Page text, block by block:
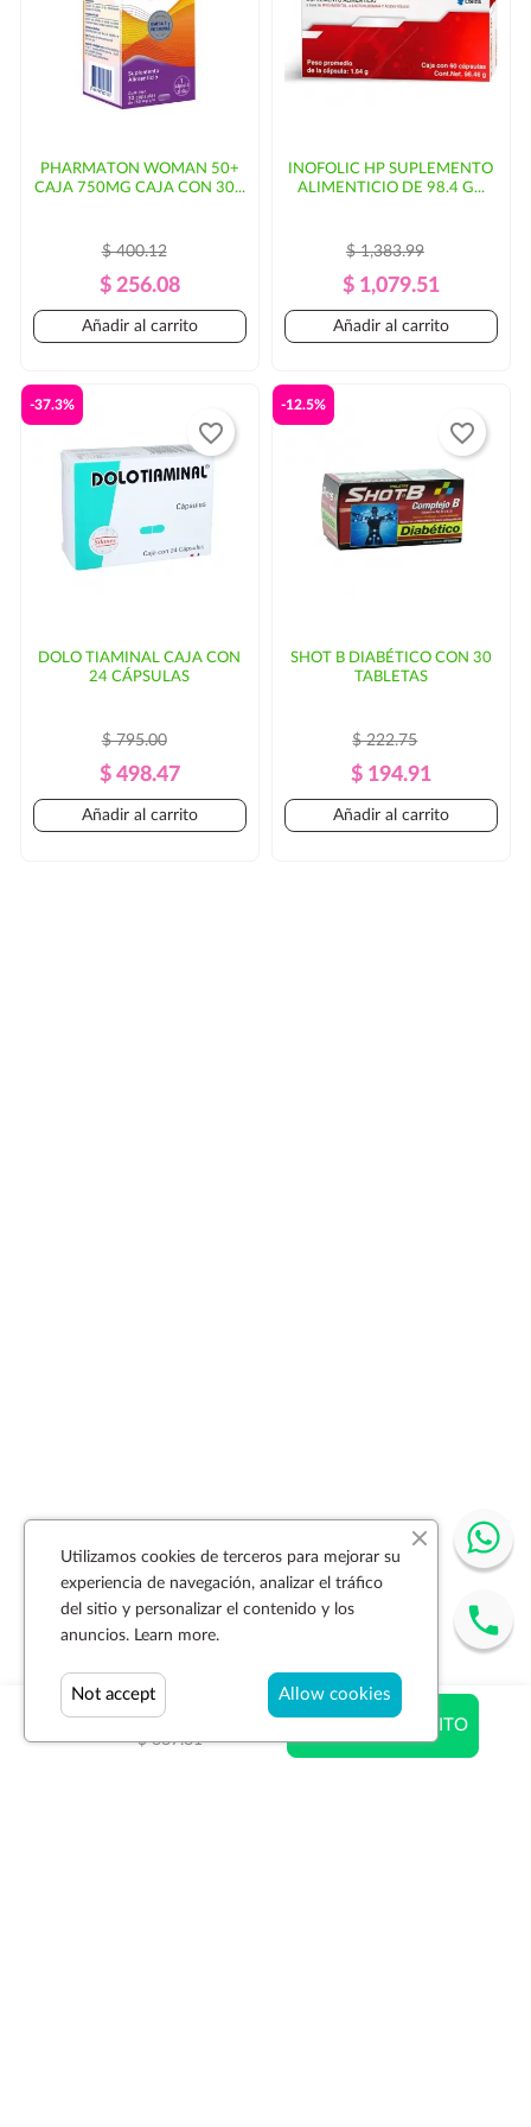
$ 754.64
$ 887.81
AÑADIR AL CARRITO
parte del cliente.
PHARMATON WOMAN 50+
CAJA 750MG CAJA CON 30...
Precio
Regular
$ 400.12
Precio
$ 256.08
Añadir al carrito
INOFOLIC HP SUPLEMENTO
ALIMENTICIO DE 98.4 G...
Precio
Regular
$ 1,383.99
Precio
$ 1,079.51
Añadir al carrito
DOLO TIAMINAL CAJA CON
24 CÁPSULAS
Precio
Regular
$ 795.00
Precio
$ 498.47
-37.3%
Añadir al carrito
favorite_border
SHOT B DIABÉTICO CON 30
TABLETAS
Precio
Regular
$ 222.75
Precio
$ 194.91
-12.5%
Añadir al carrito
favorite_border
Utilizamos cookies de terceros para mejorar su
experiencia de navegación, analizar el tráfico
del sitio y personalizar el contenido y los
anuncios. Learn more.
Allow cookies
Not accept